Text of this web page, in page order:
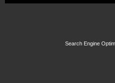
Search Engine